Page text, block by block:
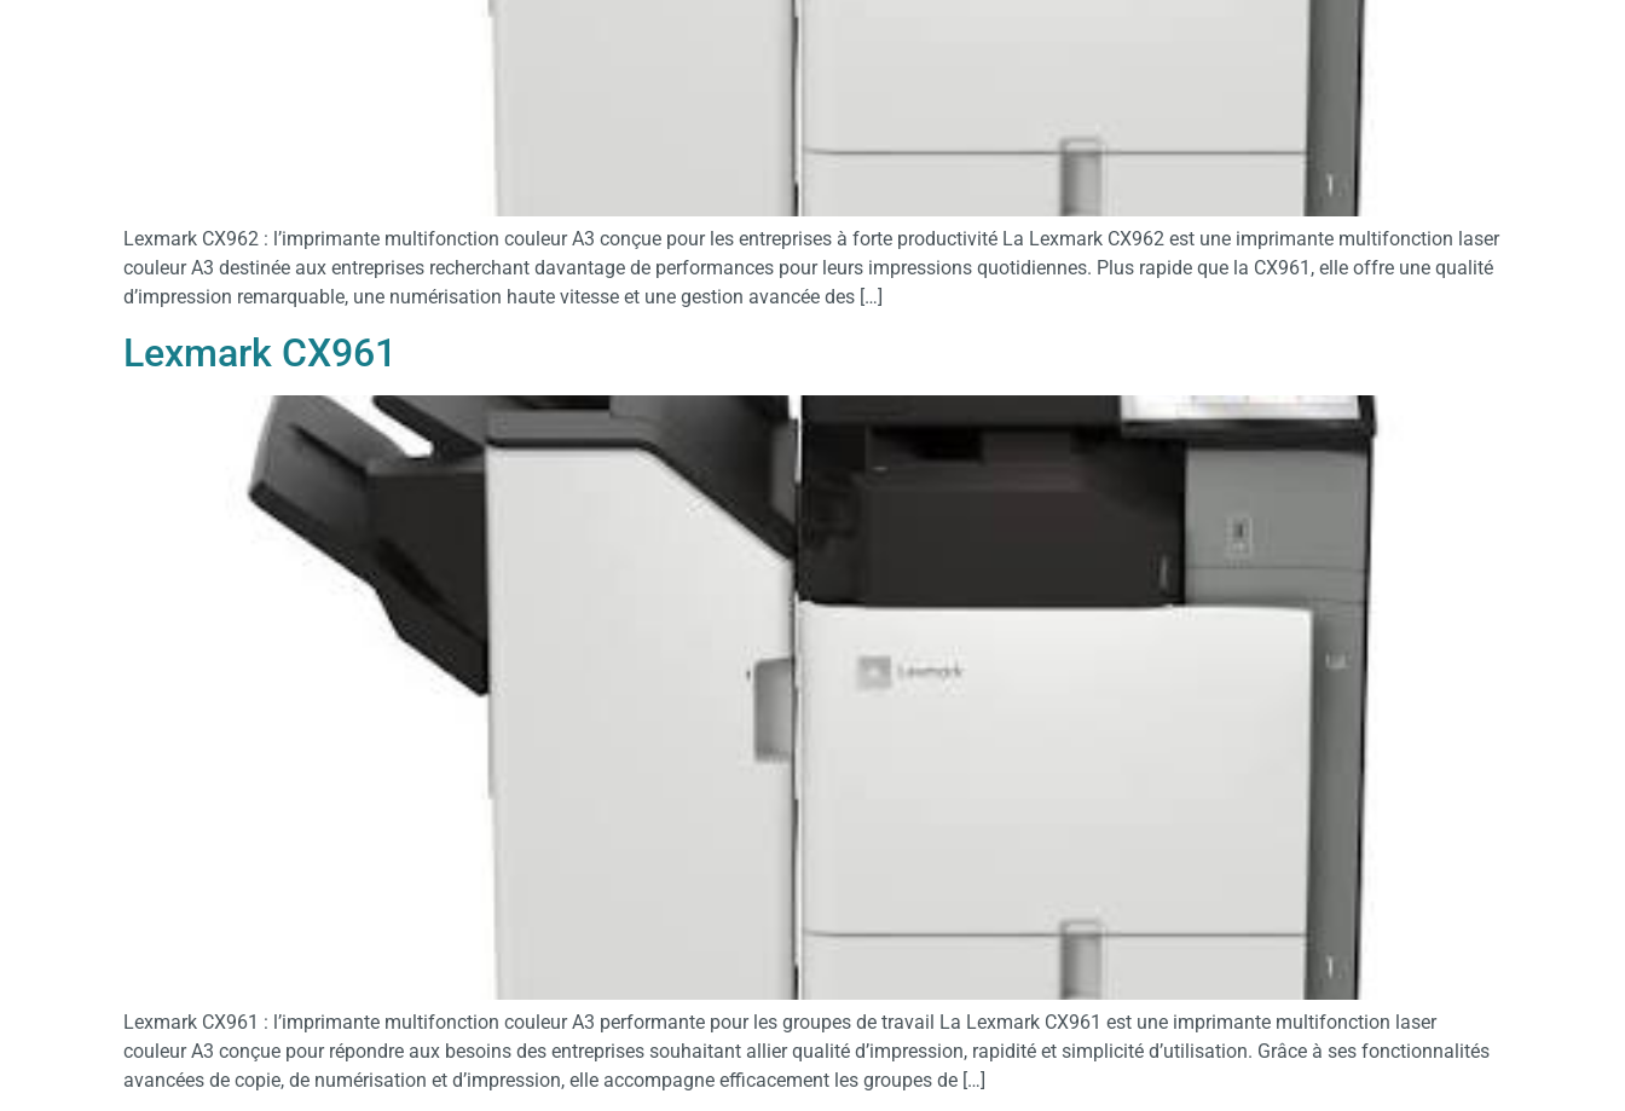
Lexmark CX962 : l’imprimante multifonction couleur A3 conçue pour les entreprises à forte productivité La Lexmark CX962 est une imprimante multifonction laser
couleur A3 destinée aux entreprises recherchant davantage de performances pour leurs impressions quotidiennes. Plus rapide que la CX961, elle offre une qualité
d’impression remarquable, une numérisation haute vitesse et une gestion avancée des […]
Lexmark CX961
Lexmark CX961 : l’imprimante multifonction couleur A3 performante pour les groupes de travail La Lexmark CX961 est une imprimante multifonction laser
couleur A3 conçue pour répondre aux besoins des entreprises souhaitant allier qualité d’impression, rapidité et simplicité d’utilisation. Grâce à ses fonctionnalités
avancées de copie, de numérisation et d’impression, elle accompagne efficacement les groupes de […]